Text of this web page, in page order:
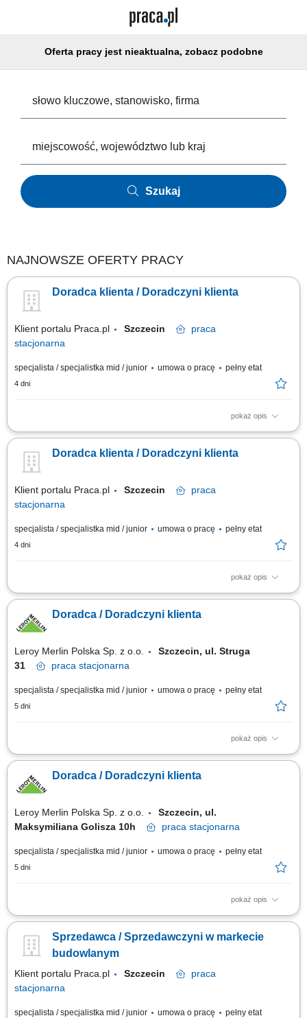
Oferta pracy jest nieaktualna, zobacz podobne
Szukaj
NAJNOWSZE OFERTY PRACY
Doradca klienta / Doradczyni klienta
Klient portalu Praca.pl Szczecin
praca
stacjonarna
specjalista / specjalistka mid / junior umowa o pracę pełny etat
4 dni
pokaż opis
Pomoc klientom w wyborze produktów oraz zapewnienie profesjonalnej
Przygotowywanie zamówień i monitorowanie ich realizacji. Dbanie o
prawidłową prezentację produktów oraz dostępność asortymentu.
Doradca klienta / Doradczyni klienta
Klient portalu Praca.pl Szczecin
praca
stacjonarna
specjalista / specjalistka mid / junior umowa o pracę pełny etat
4 dni
pokaż opis
Pomoc klientom w wyborze produktów oraz zapewnienie profesjonalnej
Przygotowywanie zamówień i monitorowanie ich realizacji. Dbanie o
prawidłową prezentację produktów oraz dostępność asortymentu.
Doradca / Doradczyni klienta
Leroy Merlin Polska Sp. z o.o.
Szczecin, ul. Struga
31
praca stacjonarna
specjalista / specjalistka mid / junior umowa o pracę pełny etat
5 dni
pokaż opis
Co będziesz robić? Twój start z Buddym: przez pierwsze 4 miesiące
wsparciu opiekuna wdrożenia i zespołu, Aktywna sprzedaż i doradztwo:
będziesz sprzedawać i doradzać klientom w wyborze najlepszych
Doradca / Doradczyni klienta
Leroy Merlin Polska Sp. z o.o.
Szczecin, ul.
Maksymiliana Golisza 10h
praca stacjonarna
specjalista / specjalistka mid / junior umowa o pracę pełny etat
5 dni
pokaż opis
Co będziesz robić? Twój start z Buddym: przez pierwsze 4 miesiące
wsparciu opiekuna wdrożenia i zespołu, Aktywna sprzedaż i doradztwo:
będziesz sprzedawać i doradzać klientom w wyborze najlepszych
Sprzedawca / Sprzedawczyni w markecie
budowlanym
Klient portalu Praca.pl Szczecin
praca
stacjonarna
specjalista / specjalistka mid / junior umowa o pracę pełny etat